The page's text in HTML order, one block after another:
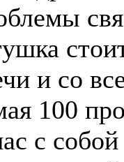
и со
100
с